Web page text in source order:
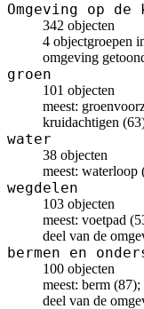
Omgeving op de
342 objecten
4 objectgroepen
omgeving
groen
101 objecten
meest:
kruidachtigen
water
38 objecten
meest: waterloop
wegdelen
103 objecten
meest: voetpad
deel van de
bermen en
100 objecten
meest: berm
deel van de